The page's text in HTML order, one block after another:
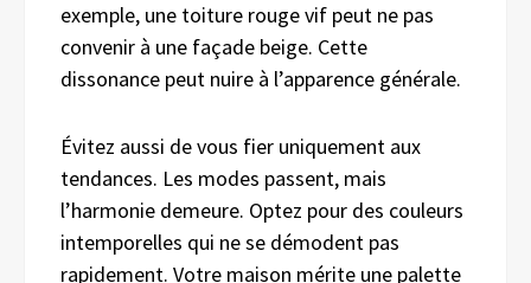
exemple, une toiture rouge vif peut ne pas
convenir à une façade beige. Cette
dissonance peut nuire à l’apparence générale.
Évitez aussi de vous fier uniquement aux
tendances. Les modes passent, mais
l’harmonie demeure. Optez pour des couleurs
intemporelles qui ne se démodent pas
rapidement. Votre maison mérite une palette